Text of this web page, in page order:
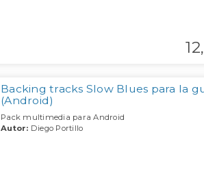
12,
Backing tracks Slow Blues para la
(Android)
Pack multimedia para Android
Autor: Diego Portillo